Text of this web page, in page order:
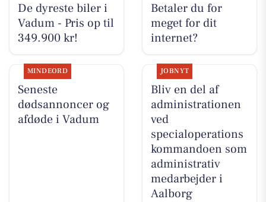
De dyreste biler i
Vadum - Pris op til
349.900 kr!
Betaler du for
meget for dit
internet?
MINDEORD
Seneste
dødsannoncer og
afdøde i Vadum
JOBNYT
Bliv en del af
administrationen
ved
specialoperations
kommandoen som
administrativ
medarbejder i
Aalborg